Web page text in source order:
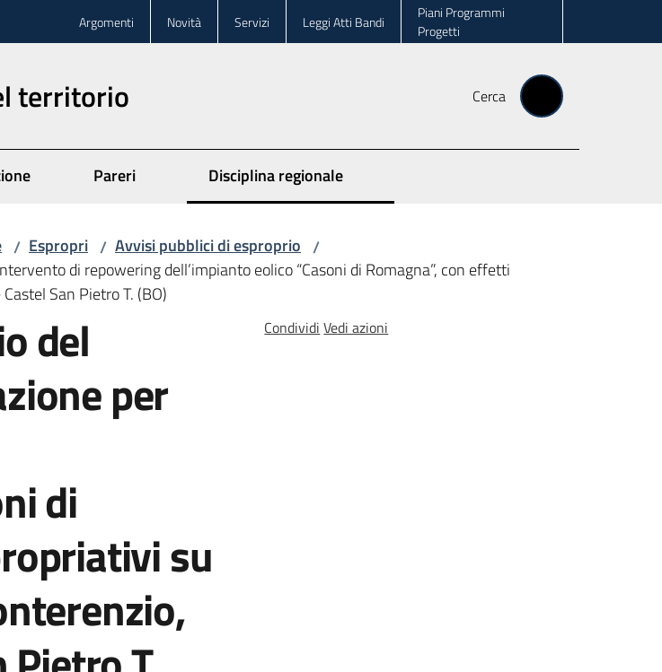
Argomenti Novità Servizi Leggi Atti Bandi
Piani Programmi
Progetti
territorio Cerca
Pareri Disciplina regionale
/ Espropri / Avvisi pubblici di esproprio /
di repowering dell’impianto eolico “Casoni di Romagna”, con effetti
San Pietro T. (BO)
del
per
di
su
Condividi Vedi azioni